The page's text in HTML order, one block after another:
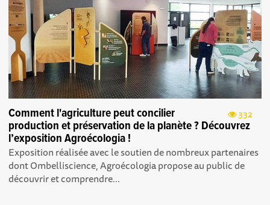
332
Comment l'agriculture peut concilier
production et préservation de la planète ? Découvrez
l’exposition Agroécologia !
Exposition réalisée avec le soutien de nombreux partenaires
dont Ombelliscience, Agroécologia propose au public de
découvrir et comprendre...